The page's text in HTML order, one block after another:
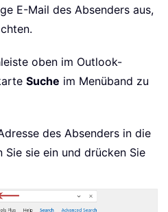
E-Mail des Absenders aus,
oben im Outlook-
Suche im Menüband zu
des Absenders in die
sie ein und drücken Sie